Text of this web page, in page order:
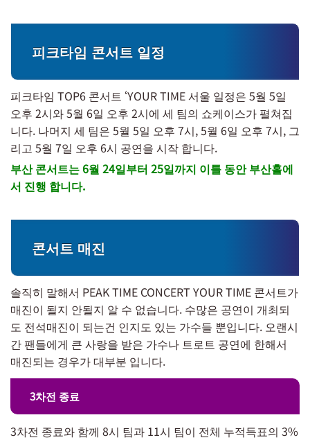
피크타임 콘서트 일정
피크타임 TOP6 콘서트 ‘YOUR TIME 서울 일정은 5월 5일
오후 2시와 5월 6일 오후 2시에 세 팀의 쇼케이스가 펼쳐집
니다. 나머지 세 팀은 5월 5일 오후 7시, 5월 6일 오후 7시, 그
리고 5월 7일 오후 6시 공연을 시작 합니다.
부산 콘서트는 6월 24일부터 25일까지 이틀 동안 부산홀에
서 진행 합니다.
콘서트 매진
솔직히 말해서 PEAK TIME CONCERT YOUR TIME 콘서트가
매진이 될지 안될지 알 수 없습니다. 수많은 공연이 개최되
도 전석매진이 되는건 인지도 있는 가수들 뿐입니다. 오랜시
간 팬들에게 큰 사랑을 받은 가수나 트로트 공연에 한해서
매진되는 경우가 대부분 입니다.
3차전 종료
3차전 종료와 함께 8시 팀과 11시 팀이 전체 누적득표의 3%